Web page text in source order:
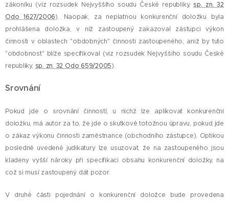
zákoníku (viz rozsudek Nejvyššího soudu České republiky, sp. zn. 32
Odo 1627/2006). Naopak, za neplatnou konkurenční doložku byla
prohlášena doložka, v níž zastoupený zakazoval zástupci výkon
činnosti v oblastech "obdobných" činnosti zastoupeného, aniž by tuto
"obdobnost" blíže specifikoval (viz rozsudek Nejvyššího soudu České
republiky, sp. zn. 32 Odo 659/2005).
Srovnání
Pokud jde o srovnání činností, u nichž lze aplikovat konkurenční
doložku, má autor za to, že jde o skutkově totožnou úpravu, pokud jde
o zákaz výkonu činnosti zaměstnance (obchodního zástupce). Optikou
posledně uvedené judikatury lze usuzovat, že na zastoupeného jsou
kladeny vyšší nároky při specifikaci obsahu konkurenční doložky, na
což si musí zastoupený dát pozor.
V druhé části pojednání o konkurenční doložce bude provedena